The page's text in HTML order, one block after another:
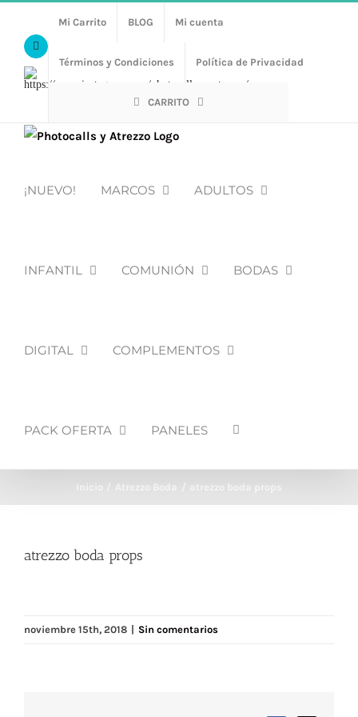
contenidoFacebook
Https://www.instagram.com/photocalls_y_atrezzo/
Mi Carrito BLOG Mi cuenta
Términos y Condiciones Política de Privacidad
CARRITO
¡NUEVO! MARCOS ADULTOS
INFANTIL COMUNIÓN BODAS
DIGITAL COMPLEMENTOS
PACK OFERTA PANELES
Inicio Atrezzo Boda atrezzo boda props
atrezzo boda props
noviembre 15th, 2018 | Sin comentarios